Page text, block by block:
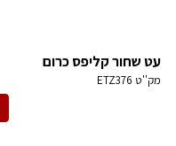
עט שחור קליפס כרום
מק''ט ETZ376